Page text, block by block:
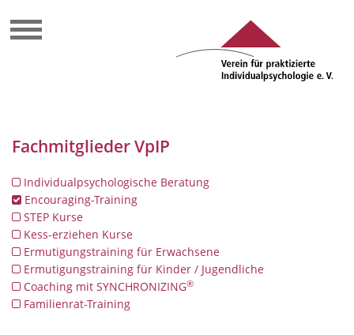
Fachmitglieder VpIP
Individualpsychologische Beratung
Encouraging-Training
STEP Kurse
Kess-erziehen Kurse
Ermutigungstraining für Erwachsene
Ermutigungstraining für Kinder / Jugendliche
Coaching mit SYNCHRONIZING®
Familienrat-Training